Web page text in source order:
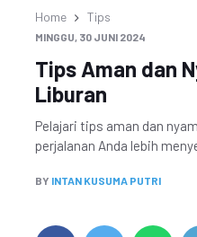
Home Tips
MINGGU, 30 JUNI 2024
Tips Aman dan
Liburan
Pelajari tips aman dan
perjalanan Anda lebih
BY INTAN KUSUMA PUTRI